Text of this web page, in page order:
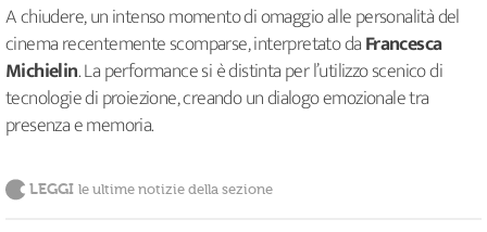
A chiudere, un intenso momento di omaggio alle personalità del
cinema recentemente scomparse, interpretato daFrancesca
Michielin. La performance si è distinta per l’utilizzo scenico di
tecnologie di proiezione, creando un dialogo emozionale tra
presenza e memoria.
LEGGI le ultime notizie della sezione